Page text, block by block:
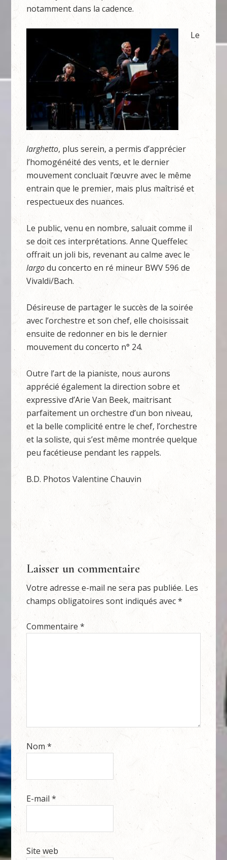
notamment dans la cadence.
Le
larghetto, plus serein, a permis d’apprécier
l’homogénéité des vents, et le dernier
mouvement concluait l’œuvre avec le même
entrain que le premier, mais plus maîtrisé et
respectueux des nuances.
Le public, venu en nombre, saluait comme il
se doit ces interprétations. Anne Queffelec
offrait un joli bis, revenant au calme avec le
largodu concerto en ré mineur BWV 596 de
Vivaldi/Bach.
Désireuse de partager le succès de la soirée
avec l’orchestre et son chef, elle choisissait
ensuite de redonner en bis le dernier
mouvement du concerto n° 24.
Outre l’art de la pianiste, nous aurons
apprécié également la direction sobre et
expressive d’Arie Van Beek, maitrisant
parfaitement un orchestre d’un bon niveau,
et la belle complicité entre le chef, l’orchestre
et la soliste, qui s’est même montrée quelque
peu facétieuse pendant les rappels.
B.D. Photos Valentine Chauvin
Laisser un commentaire
Votre adresse e-mail ne sera pas publiée. Les
champs obligatoires sont indiqués avec*
Commentaire*
Nom*
E-mail*
Site web